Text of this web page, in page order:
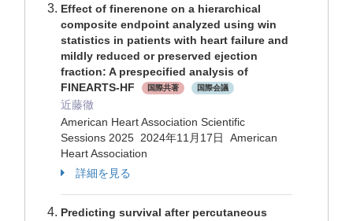
Effect of finerenone on a hierarchical
composite endpoint analyzed using win
statistics in patients with heart failure and
mildly reduced or preserved ejection
fraction: A prespecified analysis of
FINEARTS-HF
国際共著 国際会議
近藤徹
American Heart Association Scientific
Sessions 2025 2024年11月17日 American
Heart Association
詳細を見る
Predicting survival after percutaneous